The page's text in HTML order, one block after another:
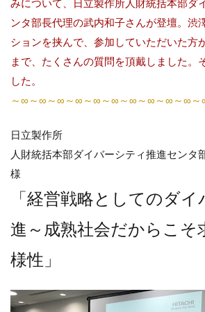
みについて、日立製作所人財統括本部ダ
ンタ部長代理の武内和子さんが登壇。渋
ションを挟んで、参加していただいた方
まで、たくさんの質問を頂戴しました。
した。
～∞～∞～∞～∞～∞～∞～∞～∞～∞～∞～
日立製作所
人財統括本部ダイバーシティ推進セン
様
「経営戦略としてのダ
進～成熟社会だからこそ
様性」